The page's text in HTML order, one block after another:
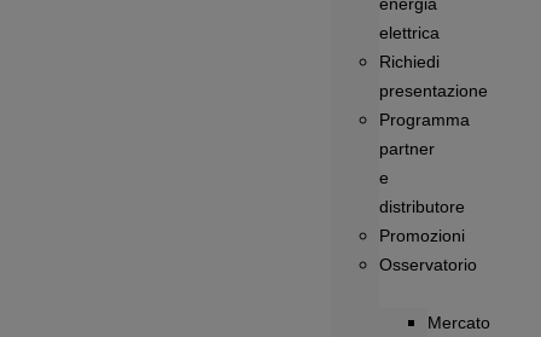
elettrica
Richiedi
presentazione
Programma
partner
e
distributore
Promozioni
Osservatorio
Mercato